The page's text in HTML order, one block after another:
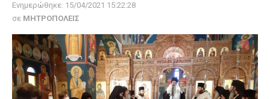
Ενημερώθηκε: 15/04/2021 15:22:28
σε ΜΗΤΡΟΠΟΛΕΙΣ